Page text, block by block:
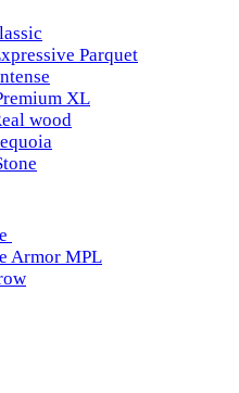
Parquet
XL
wood
Armor MPL